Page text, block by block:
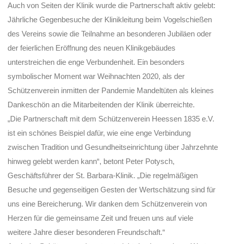
Auch von Seiten der Klinik wurde die Partnerschaft aktiv gelebt:
Jährliche Gegenbesuche der Klinikleitung beim Vogelschießen
des Vereins sowie die Teilnahme an besonderen Jubiläen oder
der feierlichen Eröffnung des neuen Klinikgebäudes
unterstreichen die enge Verbundenheit. Ein besonders
symbolischer Moment war Weihnachten 2020, als der
Schützenverein inmitten der Pandemie Mandeltüten als kleines
Dankeschön an die Mitarbeitenden der Klinik überreichte.
„Die Partnerschaft mit dem Schützenverein Heessen 1835 e.V.
ist ein schönes Beispiel dafür, wie eine enge Verbindung
zwischen Tradition und Gesundheitseinrichtung über Jahrzehnte
hinweg gelebt werden kann“, betont Peter Potysch,
Geschäftsführer der St. Barbara-Klinik. „Die regelmäßigen
Besuche und gegenseitigen Gesten der Wertschätzung sind für
uns eine Bereicherung. Wir danken dem Schützenverein von
Herzen für die gemeinsame Zeit und freuen uns auf viele
weitere Jahre dieser besonderen Freundschaft.“